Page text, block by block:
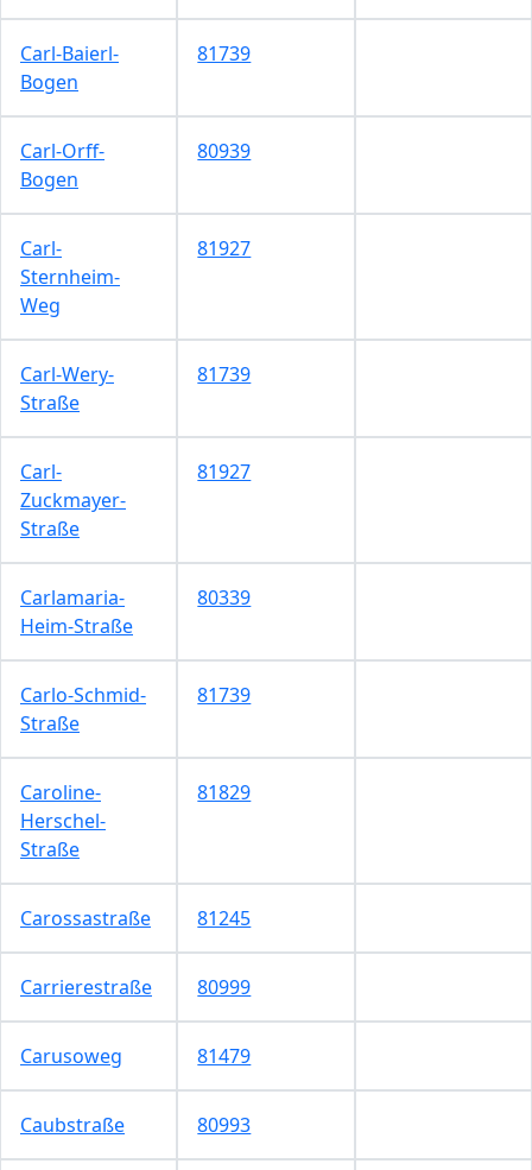
Carl-Baierl-
Bogen
81739
Carl-Orff-
Bogen
80939
Carl-
Sternheim-
Weg
81927
Carl-Wery-
Straße
81739
Carl-
Zuckmayer-
Straße
81927
Carlamaria-
Heim-Straße
80339
Carlo-Schmid-
Straße
81739
Caroline-
Herschel-
Straße
81829
Carossastraße 81245
Carrierestraße 80999
Carusoweg 81479
Caubstraße 80993